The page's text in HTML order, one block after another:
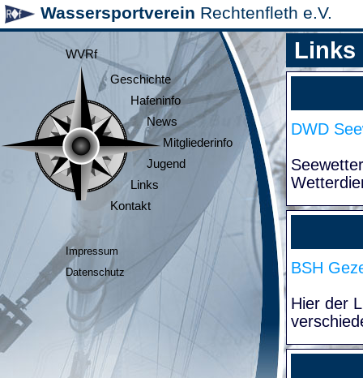
Wassersportverein Rechtenfleth e.V.
WVRf
Geschichte
Hafeninfo
News
Mitgliederinfo
Jugend
Links
Kontakt
Impressum
Datenschutz
Links
DWD
BSH
Hier der